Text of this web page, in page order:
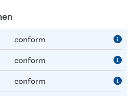
conform
conform
conform